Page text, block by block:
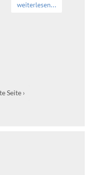
weiterlesen...
Seite ›